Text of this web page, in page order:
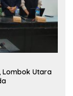
Lombok Utara